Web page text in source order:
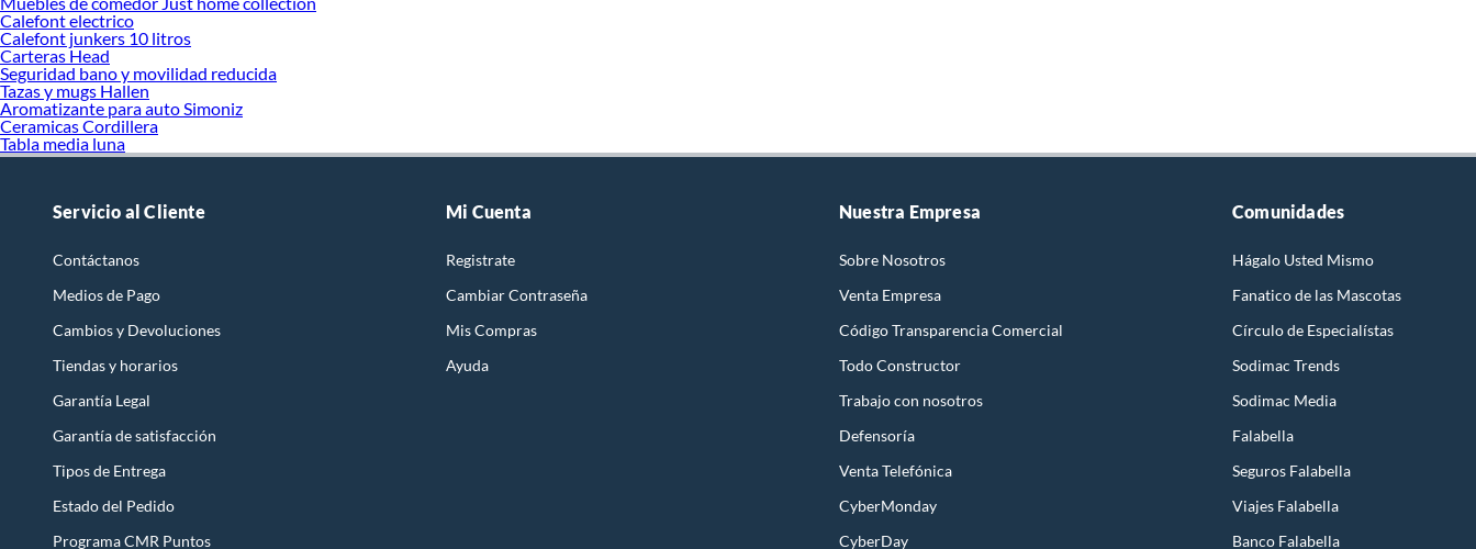
Calefont electrico
Calefont junkers 10 litros
Carteras Head
Seguridad bano y movilidad reducida
Tazas y mugs Hallen
Aromatizante para auto Simoniz
Ceramicas Cordillera
Tabla media luna
Servicio al Cliente
Contáctanos
Medios de Pago
Cambios y Devoluciones
Tiendas y horarios
Garantía Legal
Garantía de satisfacción
Tipos de Entrega
Estado del Pedido
Programa CMR Puntos
Mi Cuenta
Registrate
Cambiar Contraseña
Mis Compras
Ayuda
Nuestra Empresa
Sobre Nosotros
Venta Empresa
Código Transparencia Comercial
Todo Constructor
Trabajo con nosotros
Defensoría
Venta Telefónica
CyberMonday
CyberDay
Comunidades
Hágalo Usted Mismo
Fanatico de las Mascotas
Círculo de Especialístas
Sodimac Trends
Sodimac Media
Falabella
Seguros Falabella
Viajes Falabella
Banco Falabella